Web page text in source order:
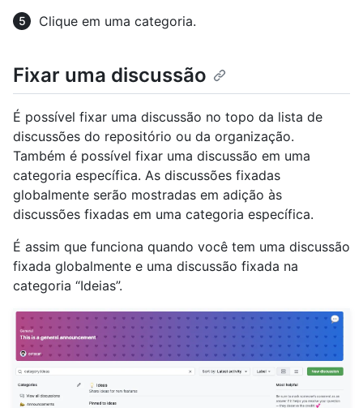
Clique em uma categoria.
Fixar uma discussão
É possível fixar uma discussão no topo da lista de
discussões do repositório ou da organização.
Também é possível fixar uma discussão em uma
categoria específica. As discussões fixadas
globalmente serão mostradas em adição às
discussões fixadas em uma categoria específica.
É assim que funciona quando você tem uma discussão
fixada globalmente e uma discussão fixada na
categoria “Ideias”.